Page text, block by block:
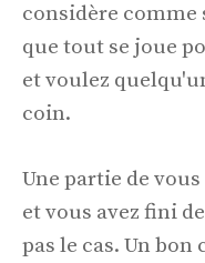
considère comme
que tout se joue
et voulez
coin.
Une partie de
et vous avez fini
pas le cas. Un